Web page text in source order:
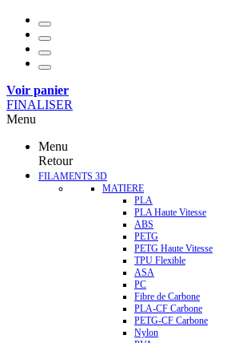
Voir panier
FINALISER
Menu
Menu
Retour
FILAMENTS 3D
MATIERE
PLA
PLA Haute Vitesse
ABS
PETG
PETG Haute Vitesse
TPU Flexible
ASA
PC
Fibre de Carbone
PLA-CF Carbone
PETG-CF Carbone
Nylon